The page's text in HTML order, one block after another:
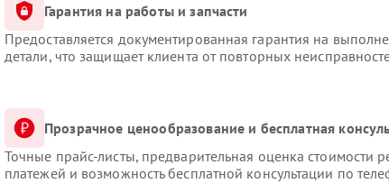
Гарантия на работы и запчасти
Предоставляется документированная гарантия на
детали, что защищает клиента от повторных
Прозрачное ценообразование и бесплатная
Точные прайс-листы, предварительная оценка стоимости
платежей и возможность бесплатной консультации по